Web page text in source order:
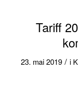
Tariff
23. mai 2019 / i